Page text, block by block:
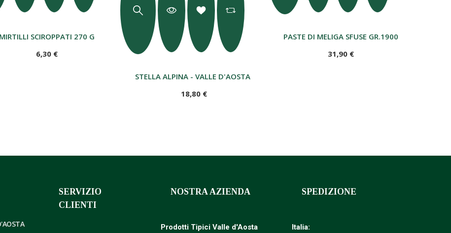
MIRTILLI SCIROPPATI 270 G
6,30 €
STELLA ALPINA - VALLE D'AOSTA - 70CL - GRADAZIONE 30% VOL.
18,80 €
PASTE DI MELIGA SFUSE GR.1900
31,90 €
SERVIZIO
CLIENTI
NOSTRA AZIENDA
Prodotti Tipici Valle d'Aosta
SPEDIZIONE
Italia: